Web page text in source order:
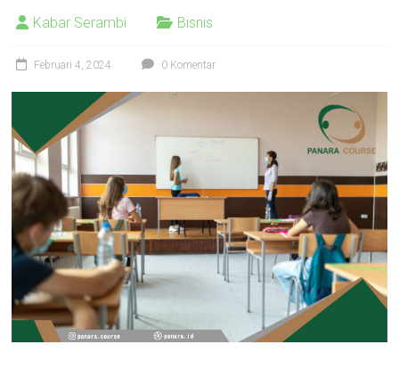
Kabar Serambi Bisnis
Februari 4, 2024 0 Komentar